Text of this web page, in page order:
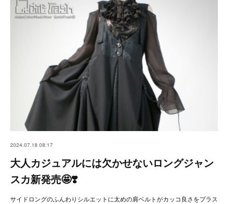
2024.07.18 08:17
大人カジュアルには欠かせないロングジャン
スカ新発売🤩❣️
サイドロングのふんわりシルエットに太めの肩ベルトがカッコ良さをプラス